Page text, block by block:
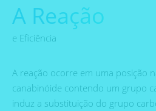
A Reação
e Eficiência
A reação ocorre em uma posição
canabinóide contendo um grupo
induz a substituição do grupo